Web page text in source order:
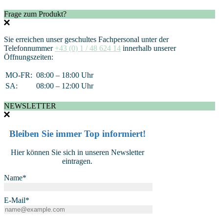
Frage zum Produkt?
Sie erreichen unser geschultes Fachpersonal unter der
Telefonnummer +43 (0) 1 / 48 624 14 innerhalb unserer
Öffnungszeiten:
MO-FR: 08:00 – 18:00 Uhr
SA:
08:00 – 12:00 Uhr
NEWSLETTER
Bleiben Sie immer Top informiert!
Hier können Sie sich in unseren Newsletter
eintragen.
Name*
E-Mail*